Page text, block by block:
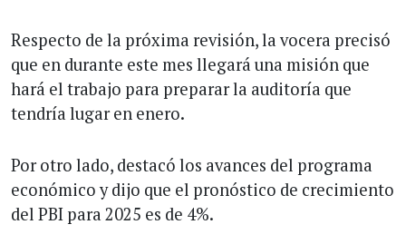
Respecto de la próxima revisión, la vocera precisó
que en durante este mes llegará una misión que
hará el trabajo para preparar la auditoría que
tendría lugar en enero.
Por otro lado, destacó los avances del programa
económico y dijo que el pronóstico de crecimiento
del PBI para 2025 es de 4%.